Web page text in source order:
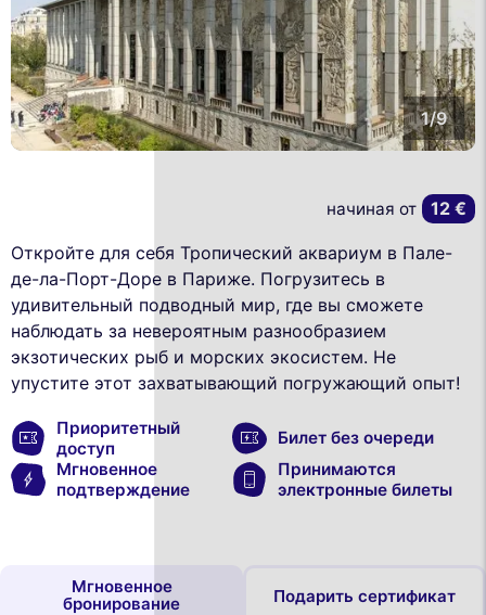
1/9
Откройте для себя Тропический аквариум в Пале-
де-ла-Порт-Доре в Париже. Погрузитесь в
удивительный подводный мир, где вы сможете
наблюдать за невероятным разнообразием
экзотических рыб и морских экосистем. Не
упустите этот захватывающий погружающий опыт!
Приоритетный
доступ
Билет без очереди
Мгновенное
подтверждение
Принимаются
электронные билеты
начиная от 12 €
Мгновенное
бронирование
Подарить сертификат